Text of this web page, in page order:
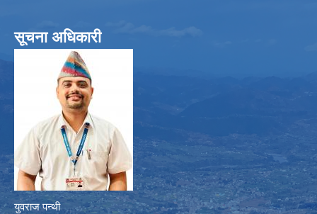
सूचना अधिकारी
युवराज पन्थी